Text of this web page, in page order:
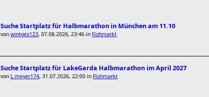
Suche Startplatz für Halbmarathon in München am 11.10
von wintges123, 07.08.2026, 23:46 in Flohmarkt
Suche Startplatz für LakeGarda Halbmarathon im April 2027
von L.meyer174, 31.07.2026, 22:00 in Flohmarkt